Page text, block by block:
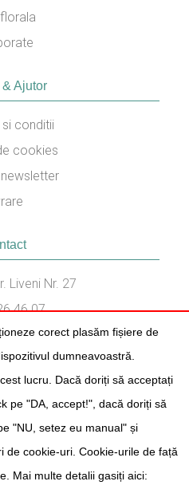
Ajutor
conditii
cookies
Liveni Nr. 27
11:00 - 17:00
rezervate. Created by
corect plasăm fișiere de
dumneavoastră.
lucru. Dacă doriți să acceptați
pe "DA, accept!", dacă doriți să
"NU, setez eu manual" și
de cookie-uri. Cookie-urile de față
Mai multe detalii gasiți aici: